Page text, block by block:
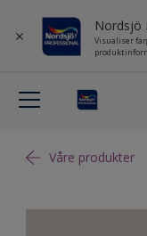
Nordsjö
Visualiser
Våre produkter